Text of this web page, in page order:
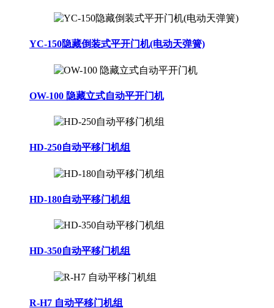
YC-150隐藏倒装式平开门机(电动天弹簧)
OW-100 隐藏立式自动平开门机
HD-250自动平移门机组
HD-180自动平移门机组
HD-350自动平移门机组
R-H7 自动平移门机组